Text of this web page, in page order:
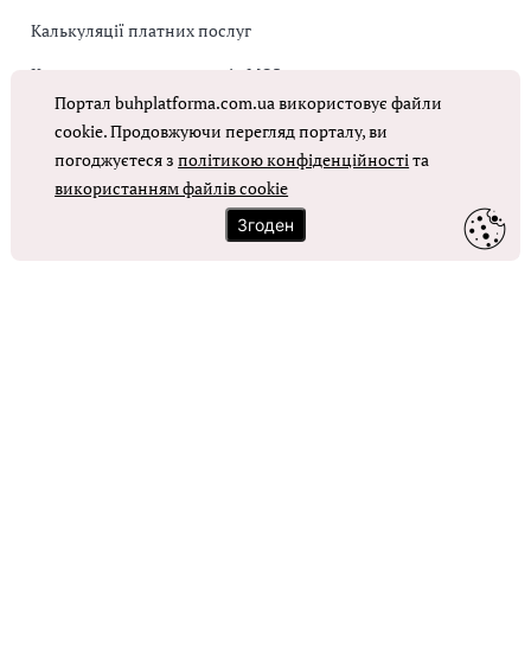
Калькуляції платних послуг
Коригувальна накладна від МОЗ
Оплата праці в КНП
ОТРИМАТИ ДОСТУП
Портал buhplatforma.com.ua використовує файли
cookie. Продовжуючи перегляд порталу, ви
погоджуєтеся зполітикою конфіденційностіта
використанням файлів cookie
Згоден